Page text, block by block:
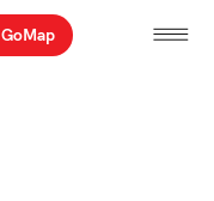
GoMap